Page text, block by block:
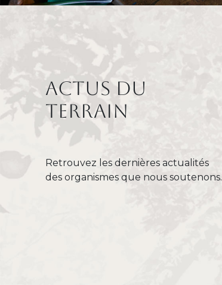
Titre
Actus du
terrain
Texte
Retrouvez les dernières actualités
des organismes que nous soutenons.